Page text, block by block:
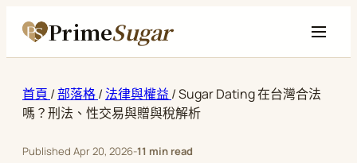
PrimeSugar
首頁 /部落格/法律與權益 /Sugar Dating 在台灣合法
嗎？刑法、性交易與贈與稅解析
Published Apr 20, 2026-11 min read